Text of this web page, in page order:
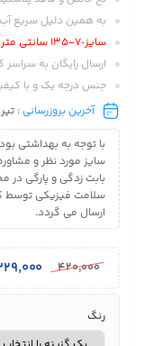
به همين دليل سريع
سايز٧٠-١٣٥ سانتی متر
ارسال رایگان به
جنس درجه یک و با
آخرین بروزرسانی : تیر 10, 1403
با توجه به بهداشتی
سایز مورد نظر و
بابت زدگی و پارگی در
سلامت فیزیکی توسط
ارسال می گردد.
۴۲۰,۰۰۰
رنگ